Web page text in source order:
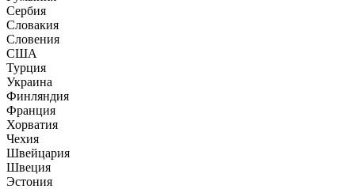
Сербия
Словакия
Словения
США
Турция
Украина
Финляндия
Франция
Хорватия
Чехия
Швейцария
Швеция
Эстония